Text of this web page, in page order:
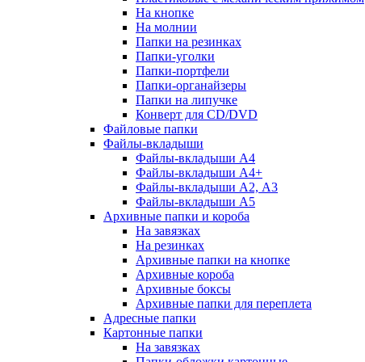
На кнопке
На молнии
Папки на резинках
Папки-уголки
Папки-портфели
Папки-органайзеры
Папки на липучке
Конверт для CD/DVD
Файловые папки
Файлы-вкладыши
Файлы-вкладыши А4
Файлы-вкладыши А4+
Файлы-вкладыши А2, А3
Файлы-вкладыши А5
Архивные папки и короба
На завязках
На резинках
Архивные папки на кнопке
Архивные короба
Архивные боксы
Архивные папки для переплета
Адресные папки
Картонные папки
На завязках